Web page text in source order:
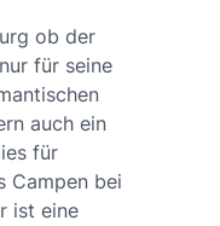
ob der
für seine
auch ein
für
Campen bei
ist eine